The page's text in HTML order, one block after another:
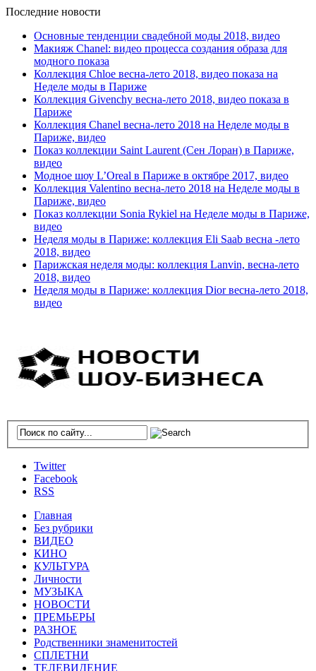
Последние новости
Основные тенденции свадебной моды 2018, видео
Макияж Chanel: видео процесса создания образа для
модного показа
Коллекция Chloe весна-лето 2018, видео показа на
Неделе моды в Париже
Коллекция Givenchy весна-лето 2018, видео показа в
Париже
Коллекция Chanel весна-лето 2018 на Неделе моды в
Париже, видео
Показ коллекции Saint Laurent (Сен Лоран) в Париже,
видео
Модное шоу L’Oreal в Париже в октябре 2017, видео
Коллекция Valentino весна-лето 2018 на Неделе моды в
Париже, видео
Показ коллекции Sonia Rykiel на Неделе моды в Париже,
видео
Неделя моды в Париже: коллекция Eli Saab весна -лето
2018, видео
Парижская неделя моды: коллекция Lanvin, весна-лето
2018, видео
Неделя моды в Париже: коллекция Dior весна-лето 2018,
видео
Twitter
Facebook
RSS
Главная
Без рубрики
ВИДЕО
КИНО
КУЛЬТУРА
Личности
МУЗЫКА
НОВОСТИ
ПРЕМЬЕРЫ
РАЗНОЕ
Родственники знаменитостей
СПЛЕТНИ
ТЕЛЕВИДЕНИЕ